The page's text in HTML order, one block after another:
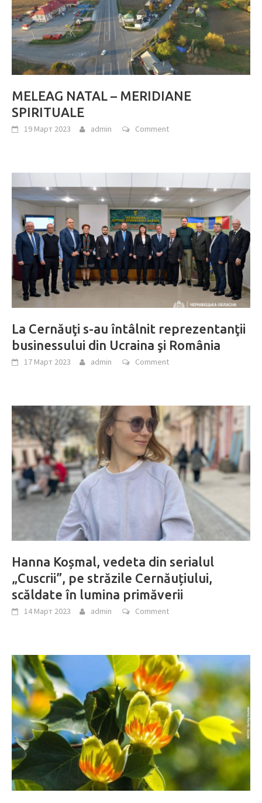
MELEAG NATAL – MERIDIANE
SPIRITUALE
19 Март 2023 admin Comment
La Cernăuţi s-au întâlnit reprezentanţii
businessului din Ucraina şi România
17 Март 2023 admin Comment
Hanna Koșmal, vedeta din serialul
„Cuscrii”, pe străzile Cernăuțiului,
scăldate în lumina primăverii
14 Март 2023 admin Comment